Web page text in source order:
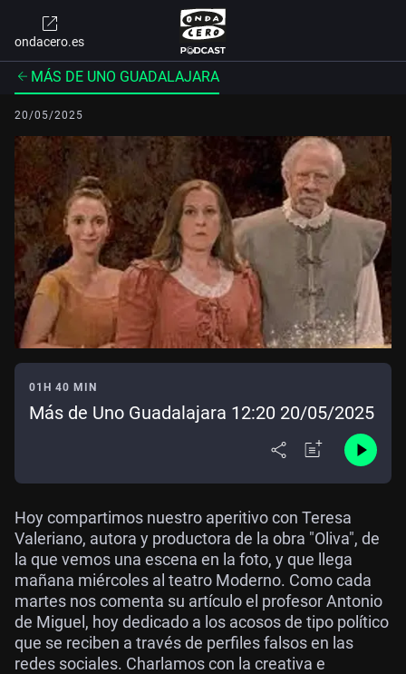
ondacero.es
MÁS DE UNO GUADALAJARA
20/05/2025
01H 40 MIN
Más de Uno Guadalajara 12:20 20/05/2025
Hoy compartimos nuestro aperitivo con Teresa
Valeriano, autora y productora de la obra "Oliva", de
la que vemos una escena en la foto, y que llega
mañana miércoles al teatro Moderno. Como cada
martes nos comenta su artículo el profesor Antonio
de Miguel, hoy dedicado a los acosos de tipo político
que se reciben a través de perfiles falsos en las
redes sociales. Charlamos con la creativa e